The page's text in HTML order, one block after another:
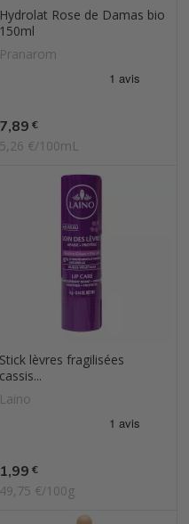
Hydrolat Rose de Damas bio
150ml
Pranarom
Prix
7,89 €
5,26 €/100mL
Stick lèvres fragilisées
cassis...
Laino
Prix
1,99 €
49,75 €/100g